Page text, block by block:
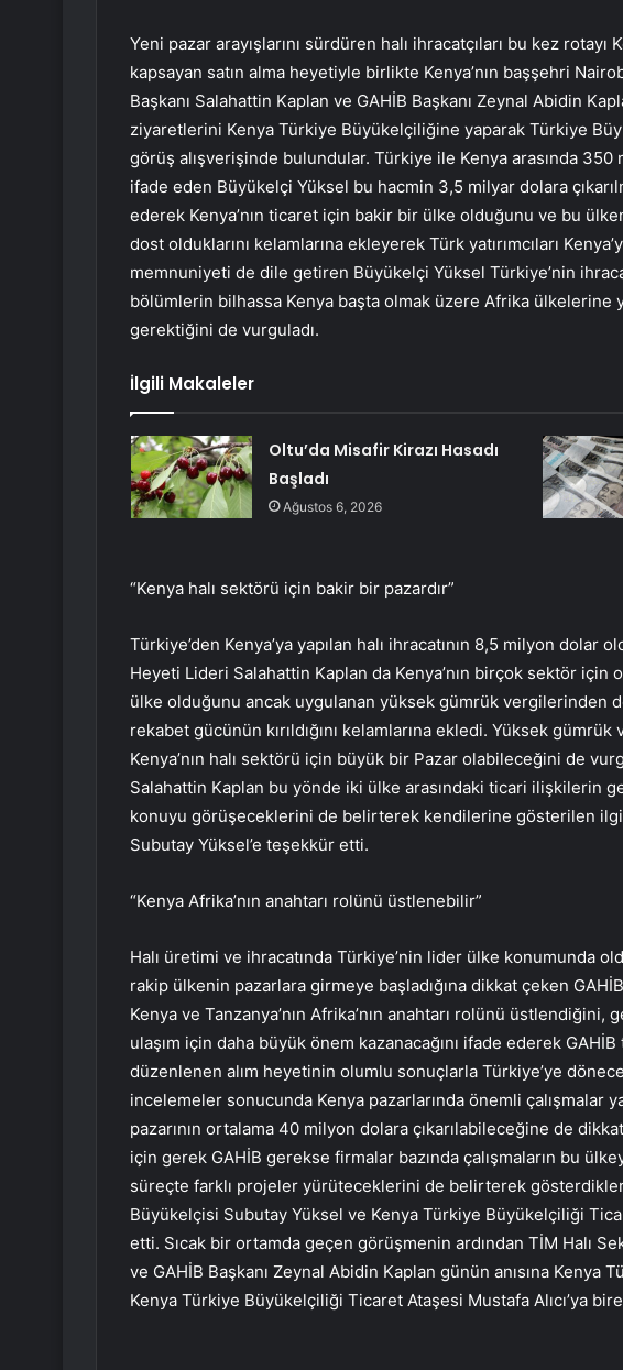
Yeni pazar arayışlarını sürdüren halı ihracatçıları bu kez rotayı
kapsayan satın alma heyetiyle birlikte Kenya’nın başşehri
Başkanı Salahattin Kaplan ve GAHİB Başkanı Zeynal Abidin
ziyaretlerini Kenya Türkiye Büyükelçiliğine yaparak Türkiye
görüş alışverişinde bulundular. Türkiye ile Kenya arasında
ifade eden Büyükelçi Yüksel bu hacmin 3,5 milyar dolara
ederek Kenya’nın ticaret için bakir bir ülke olduğunu ve bu
dost olduklarını kelamlarına ekleyerek Türk yatırımcıları
memnuniyeti de dile getiren Büyükelçi Yüksel Türkiye’nin
bölümlerin bilhassa Kenya başta olmak üzere Afrika ülkelerine
gerektiğini de vurguladı.
İlgili Makaleler
Oltu’da Misafir Kirazı Hasadı
Başladı
Ağustos 6, 2026
“Kenya halı sektörü için bakir bir pazardır”
Türkiye’den Kenya’ya yapılan halı ihracatının 8,5 milyon dolar
Heyeti Lideri Salahattin Kaplan da Kenya’nın birçok sektör
ülke olduğunu ancak uygulanan yüksek gümrük vergilerinden
rekabet gücünün kırıldığını kelamlarına ekledi. Yüksek
Kenya’nın halı sektörü için büyük bir Pazar olabileceğini de
Salahattin Kaplan bu yönde iki ülke arasındaki ticari ilişkilerin
konuyu görüşeceklerini de belirterek kendilerine gösterilen
Subutay Yüksel’e teşekkür etti.
“Kenya Afrika’nın anahtarı rolünü üstlenebilir”
Halı üretimi ve ihracatında Türkiye’nin lider ülke konumunda
rakip ülkenin pazarlara girmeye başladığına dikkat çeken
Kenya ve Tanzanya’nın Afrika’nın anahtarı rolünü
ulaşım için daha büyük önem kazanacağını ifade ederek GAHİB
düzenlenen alım heyetinin olumlu sonuçlarla Türkiye’ye
incelemeler sonucunda Kenya pazarlarında önemli çalışmalar
pazarının ortalama 40 milyon dolara çıkarılabileceğine de
için gerek GAHİB gerekse firmalar bazında çalışmaların bu
süreçte farklı projeler yürüteceklerini de belirterek
Büyükelçisi Subutay Yüksel ve Kenya Türkiye Büyükelçiliği
etti. Sıcak bir ortamda geçen görüşmenin ardından TİM Halı
ve GAHİB Başkanı Zeynal Abidin Kaplan günün anısına Kenya
Kenya Türkiye Büyükelçiliği Ticaret Ataşesi Mustafa Alıcı’ya